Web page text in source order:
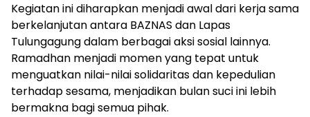
Kegiatan ini diharapkan menjadi awal dari kerja sama
berkelanjutan antara BAZNAS dan Lapas
Tulungagung dalam berbagai aksi sosial lainnya.
Ramadhan menjadi momen yang tepat untuk
menguatkan nilai-nilai solidaritas dan kepedulian
terhadap sesama, menjadikan bulan suci ini lebih
bermakna bagi semua pihak.